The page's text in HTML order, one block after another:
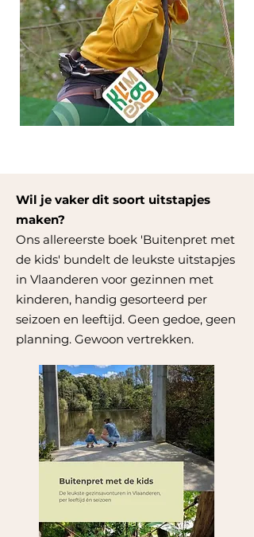
Wil je vaker dit soort uitstapjes
maken?
Ons allereerste boek 'Buitenpret met
de kids' bundelt de leukste uitstapjes
in Vlaanderen voor gezinnen met
kinderen, handig gesorteerd per
seizoen en leeftijd. Geen gedoe, geen
planning. Gewoon vertrekken.